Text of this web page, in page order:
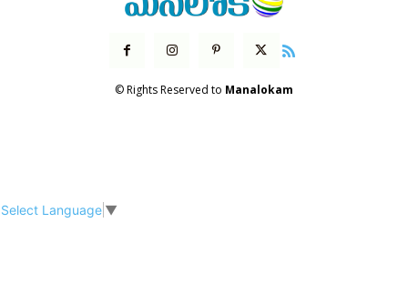
© Rights Reserved to Manalokam
Select Language ▼